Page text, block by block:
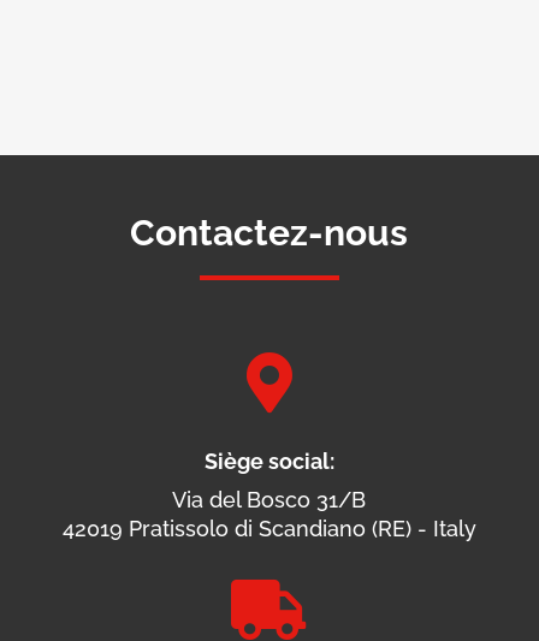
Contactez-nous

Siège social:
Via del Bosco 31/B
42019 Pratissolo di Scandiano (RE) - Italy
